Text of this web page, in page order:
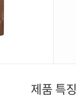
제품 특징